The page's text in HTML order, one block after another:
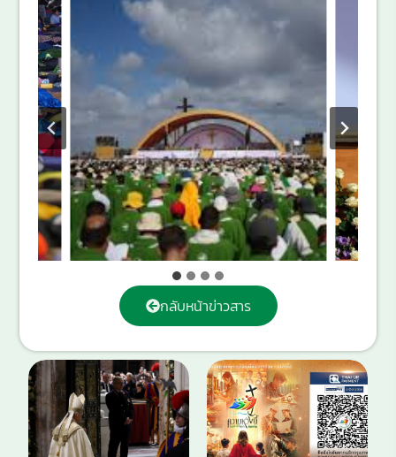
กลับหน้าข่าวสาร